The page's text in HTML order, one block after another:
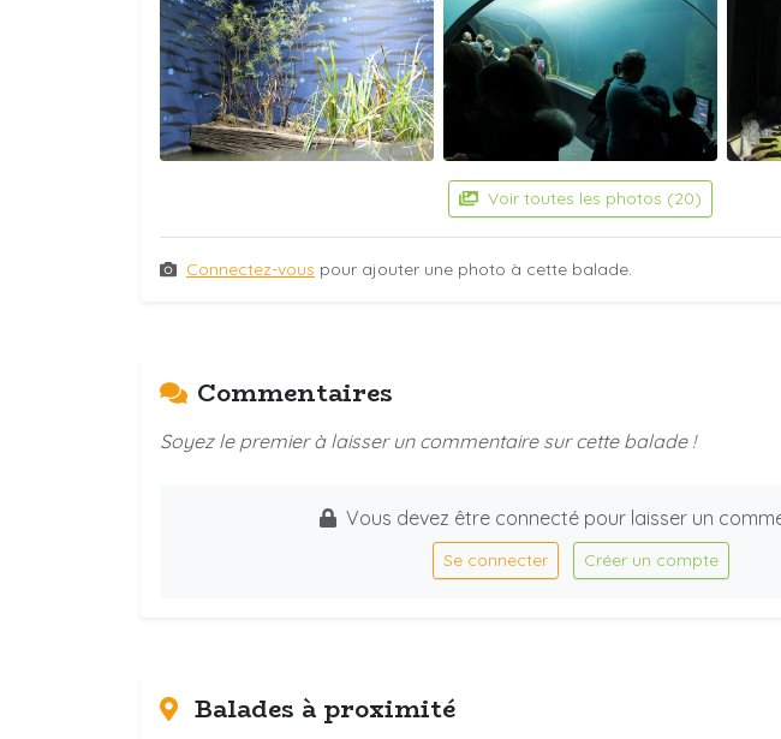
Voir toutes les photos (20)
Connectez-vous pour ajouter une photo à cette balade.
Commentaires
Soyez le premier à laisser un commentaire sur cette balade !
Vous devez être connecté pour laisser un
Se connecter Créer un compte
Balades à proximité